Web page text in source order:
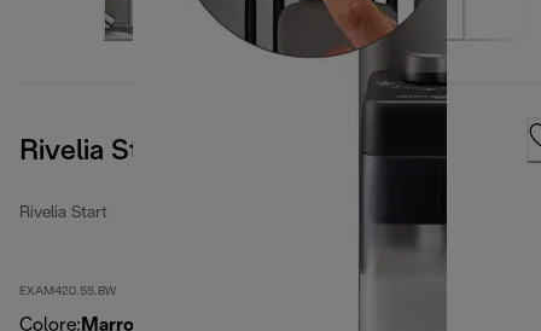
Rivelia Start Umber Brown
Rivelia Start
EXAM420.55.BW
Colore: Marrone